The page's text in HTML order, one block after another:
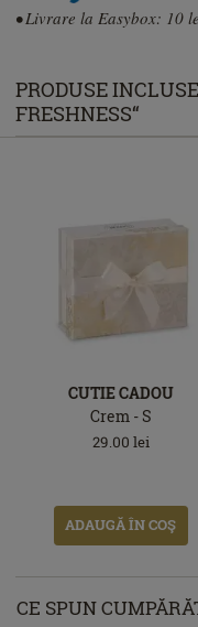
• Livrare la Easybox: 10
PRODUSE
FRESHNESS“
CUTIE CADOU
Crem - S
29.00 lei
ADAUGĂ ÎN COŞ
CE SPUN